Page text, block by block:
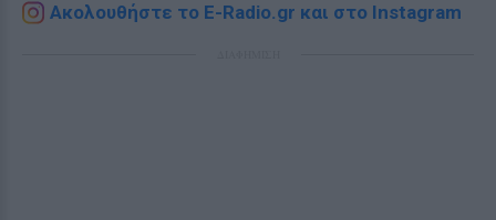
Ακολουθήστε το E-Radio.gr και στο Instagram